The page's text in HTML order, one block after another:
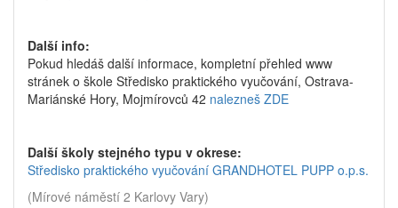
Další info:
Pokud hledáš další informace, kompletní přehled www
stránek o škole Středisko praktického vyučování, Ostrava-
Mariánské Hory, Mojmírovců 42 nalezneš ZDE
Další školy stejného typu v okrese:
Středisko praktického vyučování GRANDHOTEL PUPP o.p.s.
(Mírové náměstí 2 Karlovy Vary)